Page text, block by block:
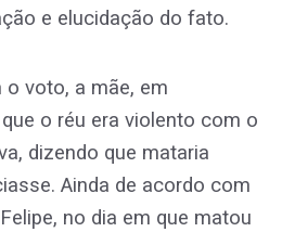
e elucidação do fato.
voto, a mãe, em
o réu era violento com o
dizendo que mataria
Ainda de acordo com
no dia em que matou